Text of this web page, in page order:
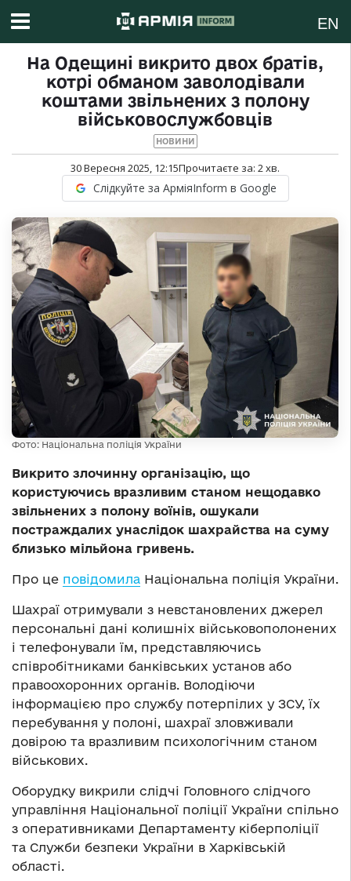
EN
На Одещині викрито двох братів,
котрі обманом заволодівали
коштами звільнених з полону
військовослужбовців
НОВИНИ
30 Вересня 2025, 12:15Прочитаєте за: 2хв.
Слідкуйте за АрміяInform в Google
Фото: Національна поліція України
Викрито злочинну організацію, що
користуючись вразливим станом нещодавко
звільнених з полону воїнів, ошукали
постраждалих унаслідок шахрайства на суму
близько мільйона гривень.
Про це повідомила Національна поліція України.
Шахраї отримували з невстановлених джерел
персональні дані колишніх військовополонених
і телефонували їм, представляючись
співробітниками банківських установ або
правоохоронних органів. Володіючи
інформацією про службу потерпілих у ЗСУ, їх
перебування у полоні, шахраї зловживали
довірою та вразливим психологічним станом
військових.
Оборудку викрили слідчі Головного слідчого
управління Національної поліції України спільно
з оперативниками Департаменту кіберполіції
та Служби безпеки України в Харківській
області.